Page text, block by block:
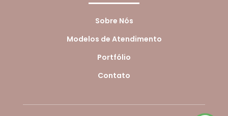
Sobre Nós
Modelos de Atendimento
Portfólio
Contato